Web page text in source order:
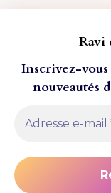
commandes
Ravi
Inscrivez-
nouveautés
© 2026